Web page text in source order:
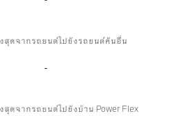
สุดจากรถยนต์ไปยังรถยนต์คันอื่น
-
ดจากรถยนต์ไปยังบ้าน Power Flex